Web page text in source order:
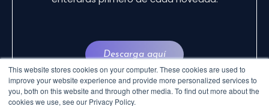
This website stores cookies on your computer. These cookies are used to
improve your website experience and provide more personalized services to
you, both on this website and through other media. To find out more about the
cookies we use, see our Privacy Policy.
Descarga aquí